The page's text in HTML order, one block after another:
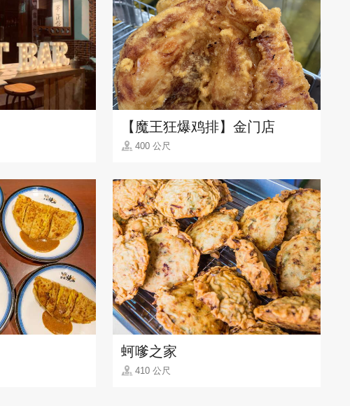
【魔王狂爆鸡排】金门店
400 公尺
蚵嗲之家
410 公尺